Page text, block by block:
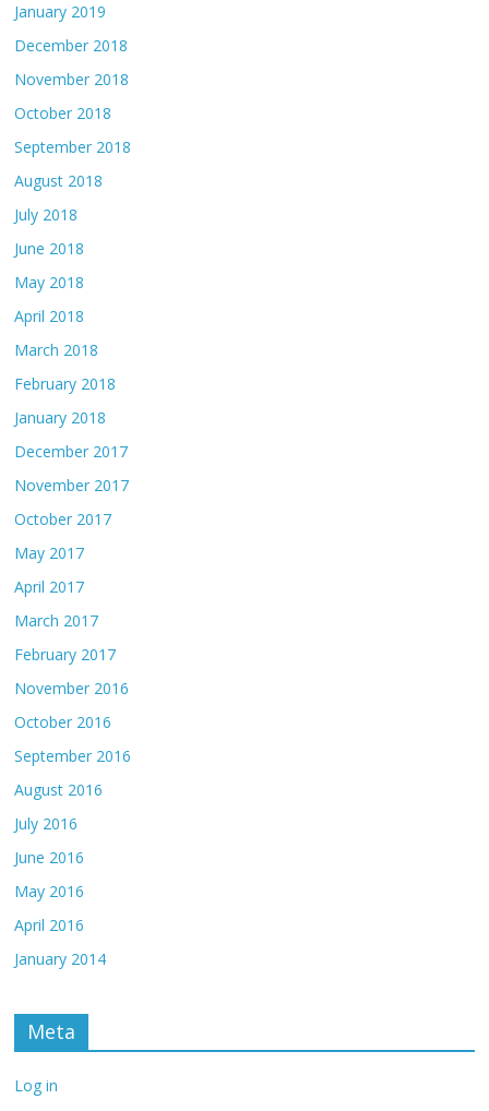
January 2019
December 2018
November 2018
October 2018
September 2018
August 2018
July 2018
June 2018
May 2018
April 2018
March 2018
February 2018
January 2018
December 2017
November 2017
October 2017
May 2017
April 2017
March 2017
February 2017
November 2016
October 2016
September 2016
August 2016
July 2016
June 2016
May 2016
April 2016
January 2014
Meta
Log in